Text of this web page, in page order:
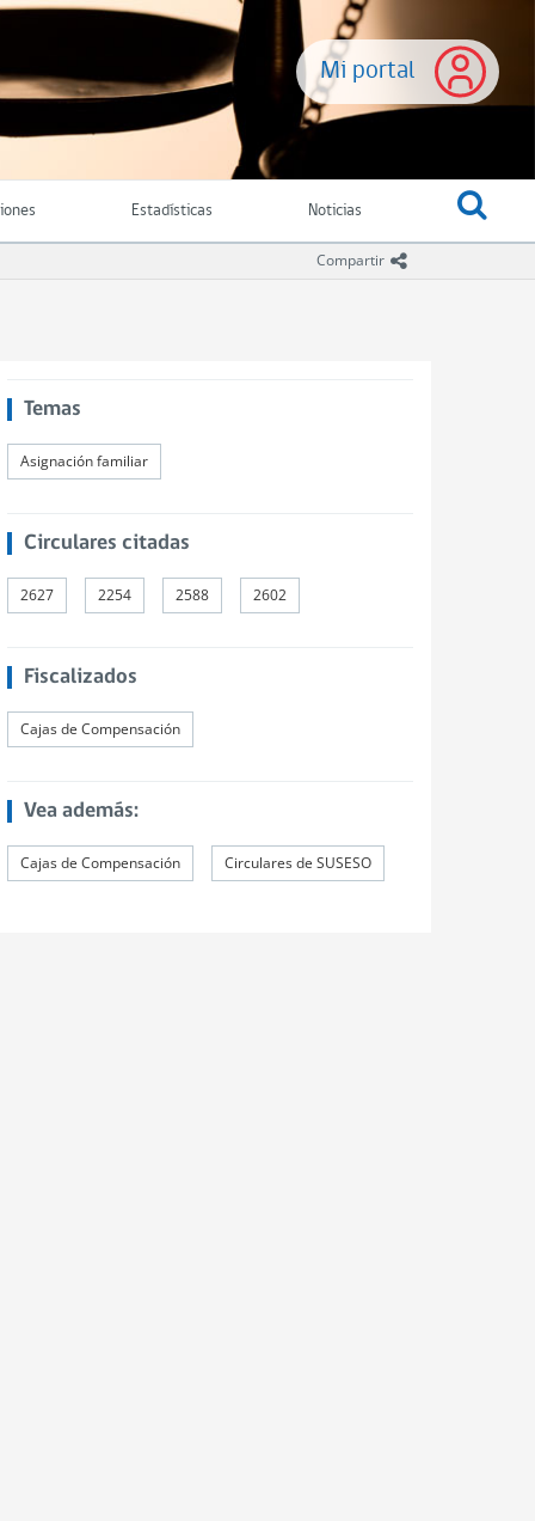
Mi portal
Estadísticas Noticias
Compartir icono compartir
Temas
Asignación familiar
Circulares citadas
2627 2254 2588 2602
Fiscalizados
Cajas de Compensación
Vea además:
Cajas de Compensación Circulares de SUSESO